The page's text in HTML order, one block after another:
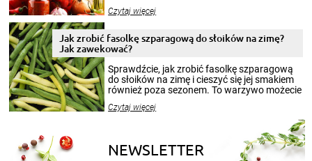
krajobrazów, by cieszyć nimi oko w sezonie
pełni poczuć atmosferę cieplejszych
miesięcy. Przygotowanie słoików ze
smakowitą zawartością musi obejmować
patenty, które pozwolą zachować świeżość
przetworów.
Czytaj więcej
Jak zrobić fasolkę szparagową do słoików na zimę?
Jak zawekować?
Sprawdźcie, jak zrobić fasolkę szparagową
do słoików na zimę i cieszyć się jej smakiem
również poza sezonem. To warzywo możecie
nasze propozycje!
Czytaj więcej
NEWSLETTER